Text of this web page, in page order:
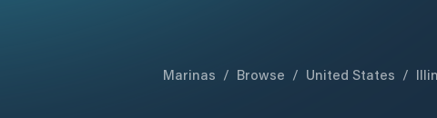
Marinas / Browse / United States /